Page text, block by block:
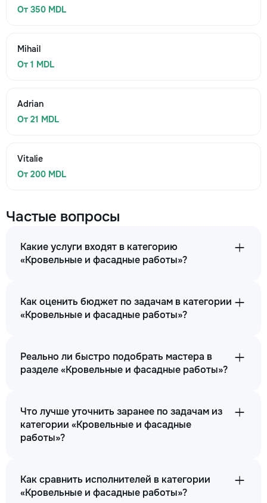
От 350 MDL
Mihail
От 1 MDL
Adrian
От 21 MDL
Vitalie
От 200 MDL
Частые вопросы
Какие услуги входят в категорию
«Кровельные и фасадные работы»?
Как оценить бюджет по задачам в категории
«Кровельные и фасадные работы»?
Реально ли быстро подобрать мастера в
разделе «Кровельные и фасадные работы»?
Что лучше уточнить заранее по задачам из
категории «Кровельные и фасадные
работы»?
Как сравнить исполнителей в категории
«Кровельные и фасадные работы»?